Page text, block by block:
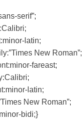
serif”;
latin;
New Roman”;
fareast;
latin;
New Roman”;
bidi;}